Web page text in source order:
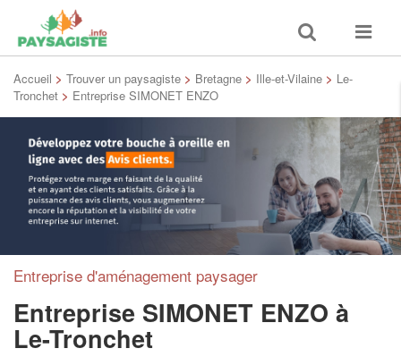
Toggle
search
Toggle
Accueil > Trouver un paysagiste > Bretagne > Ille-et-Vilaine > Le-
Tronchet > Entreprise SIMONET ENZO
Entreprise d'aménagement paysager
Entreprise SIMONET ENZO à
Le-Tronchet